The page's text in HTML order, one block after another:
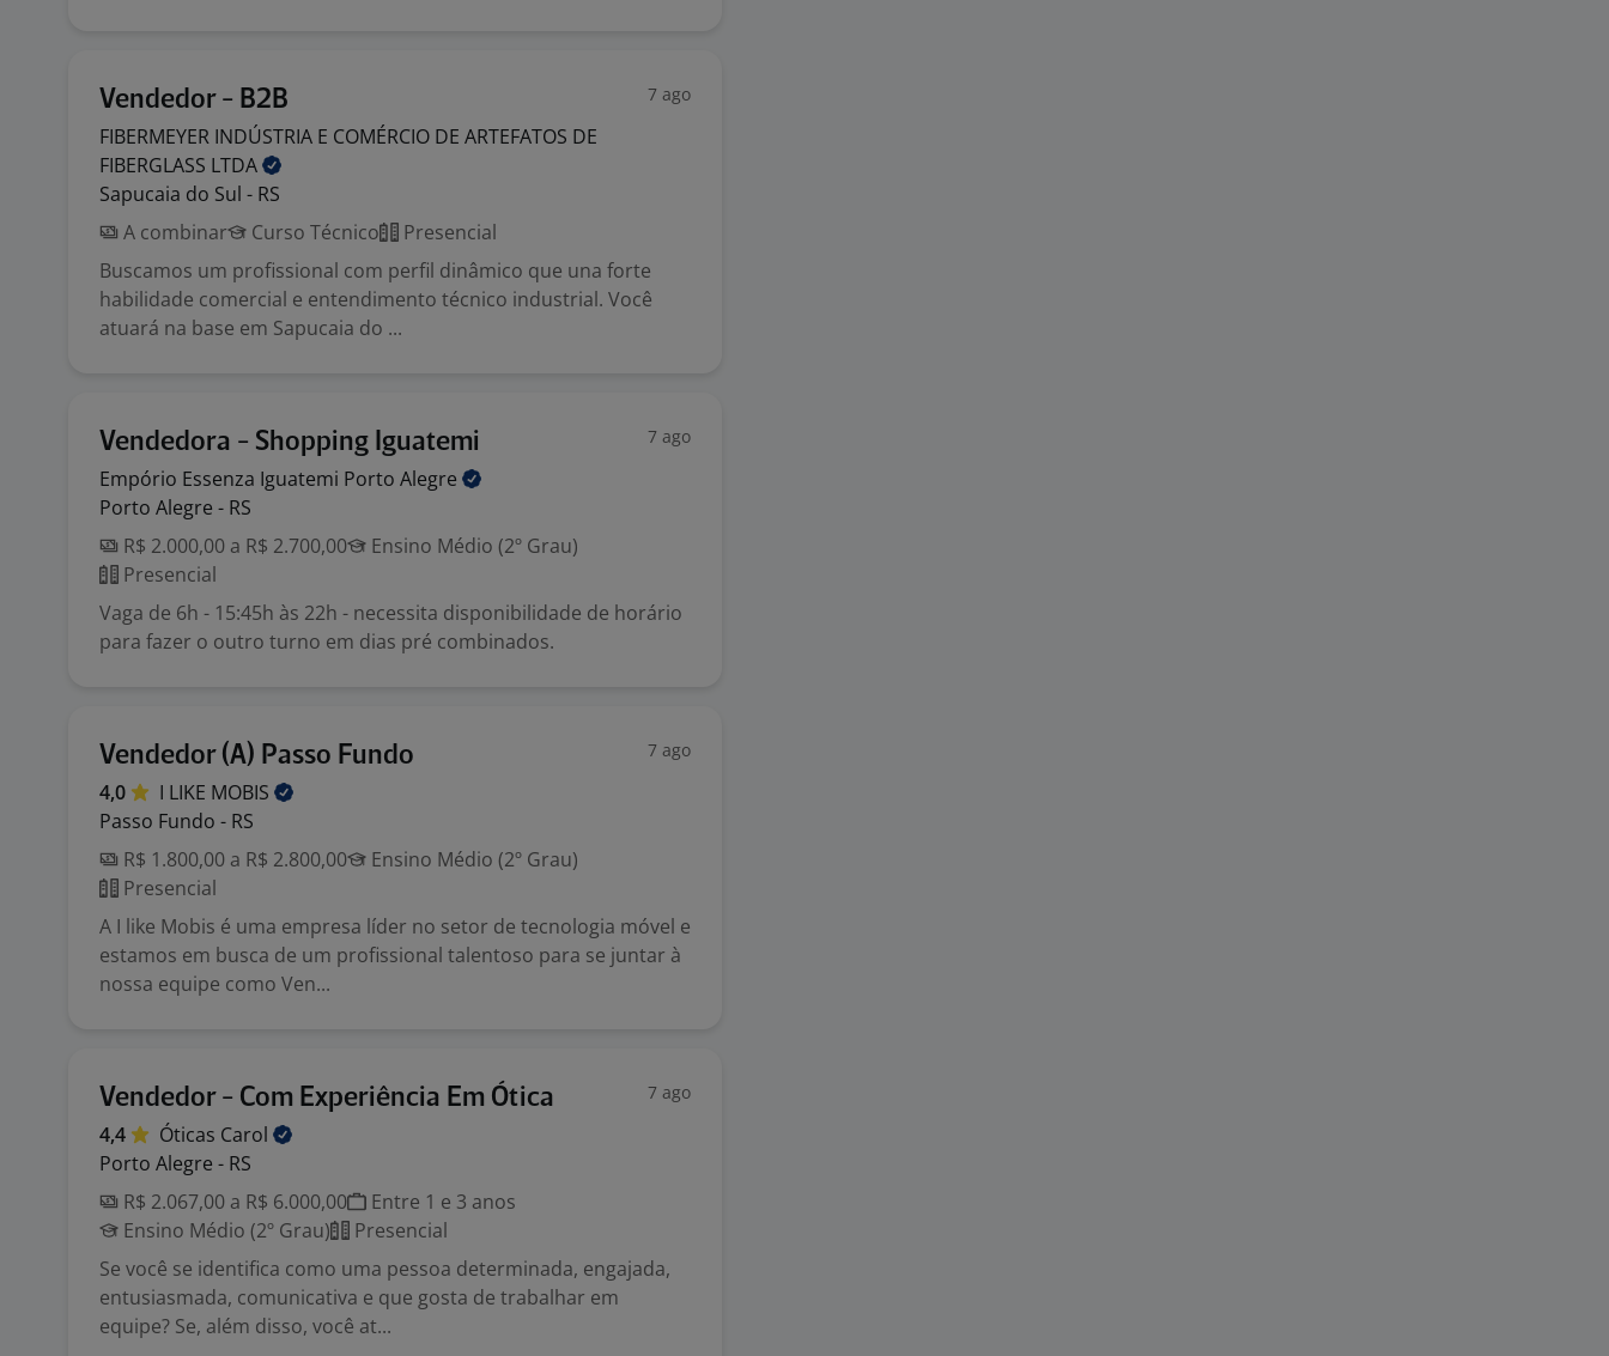
Vendedor - B2B 7 ago
FIBERMEYER INDÚSTRIA E COMÉRCIO DE ARTEFATOS DE
FIBERGLASS LTDA
Sapucaia do Sul - RS
A combinar
Curso Técnico
Presencial
Buscamos um profissional com perfil dinâmico que una forte
habilidade comercial e entendimento técnico industrial. Você
atuará na base em Sapucaia do ...
Vendedora - Shopping Iguatemi 7 ago
Empório Essenza Iguatemi Porto Alegre
Porto Alegre - RS
R$ 2.000,00 a R$ 2.700,00
Ensino Médio (2º Grau)
Presencial
Vaga de 6h - 15:45h às 22h - necessita disponibilidade de horário
para fazer o outro turno em dias pré combinados.
Vendedor (A) Passo Fundo 7 ago
4,0 I LIKE MOBIS
Passo Fundo - RS
R$ 1.800,00 a R$ 2.800,00
Ensino Médio (2º Grau)
Presencial
A I like Mobis é uma empresa líder no setor de tecnologia móvel e
estamos em busca de um profissional talentoso para se juntar à
nossa equipe como Ven...
Vendedor - Com Experiência Em Ótica 7 ago
4,4 Óticas Carol
Porto Alegre - RS
R$ 2.067,00 a R$ 6.000,00
Entre 1 e 3 anos
Ensino Médio (2º Grau)
Presencial
Se você se identifica como uma pessoa determinada, engajada,
entusiasmada, comunicativa e que gosta de trabalhar em
equipe? Se, além disso, você at...